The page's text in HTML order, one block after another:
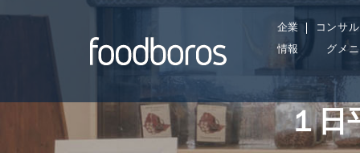
企業
情報
コンサ
グメ
１日